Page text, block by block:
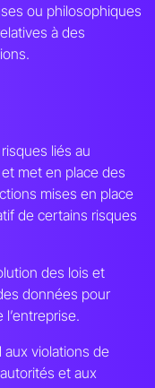
ou philosophiques
à des
liés au
met en place des
mises en place
de certains risques
des lois et
données pour
aux violations de
et aux